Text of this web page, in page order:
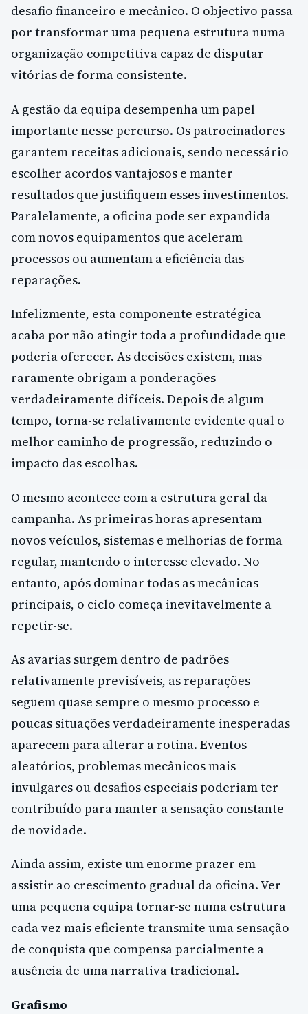
desafio financeiro e mecânico. O objectivo passa
por transformar uma pequena estrutura numa
organização competitiva capaz de disputar
vitórias de forma consistente.
A gestão da equipa desempenha um papel
importante nesse percurso. Os patrocinadores
garantem receitas adicionais, sendo necessário
escolher acordos vantajosos e manter
resultados que justifiquem esses investimentos.
Paralelamente, a oficina pode ser expandida
com novos equipamentos que aceleram
processos ou aumentam a eficiência das
reparações.
Infelizmente, esta componente estratégica
acaba por não atingir toda a profundidade que
poderia oferecer. As decisões existem, mas
raramente obrigam a ponderações
verdadeiramente difíceis. Depois de algum
tempo, torna-se relativamente evidente qual o
melhor caminho de progressão, reduzindo o
impacto das escolhas.
O mesmo acontece com a estrutura geral da
campanha. As primeiras horas apresentam
novos veículos, sistemas e melhorias de forma
regular, mantendo o interesse elevado. No
entanto, após dominar todas as mecânicas
principais, o ciclo começa inevitavelmente a
repetir-se.
As avarias surgem dentro de padrões
relativamente previsíveis, as reparações
seguem quase sempre o mesmo processo e
poucas situações verdadeiramente inesperadas
aparecem para alterar a rotina. Eventos
aleatórios, problemas mecânicos mais
invulgares ou desafios especiais poderiam ter
contribuído para manter a sensação constante
de novidade.
Ainda assim, existe um enorme prazer em
assistir ao crescimento gradual da oficina. Ver
uma pequena equipa tornar-se numa estrutura
cada vez mais eficiente transmite uma sensação
de conquista que compensa parcialmente a
ausência de uma narrativa tradicional.
Grafismo